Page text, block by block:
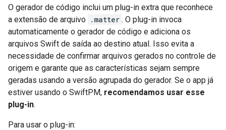
O gerador de código inclui um plug-in extra que reconhece
a extensão de arquivo .matter . O plug-in invoca
automaticamente o gerador de código e adiciona os
arquivos Swift de saída ao destino atual. Isso evita a
necessidade de confirmar arquivos gerados no controle de
origem e garante que as características sejam sempre
geradas usando a versão agrupada do gerador. Se o app já
estiver usando o SwiftPM, recomendamos usar esse
plug-in.
Para usar o plug-in: